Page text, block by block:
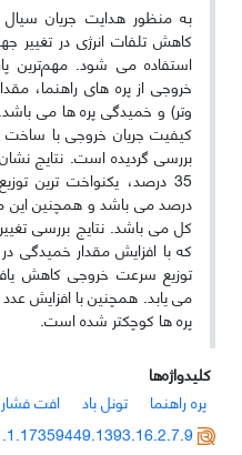
به­ منظور هدایت جریان
کاهش تلفات انرژی در تغییر
استفاده می­ شود.مهمترین
خروجی از پره ­های راهنما،
وتر) و خمیدگی پره­ ها می باشد.
کیفیت جریان خروجی با
درصد می­ باشد و هم­چنین این
کل می­ باشد. نتایج بررسی
توزیع سرعت خروجی کاهش
می­ یابد. هم­چنین با افزایش عدد
پره ­ها کوچک­تر شده است.
کلیدواژه‌ها
پره راهنما
تونل باد افت